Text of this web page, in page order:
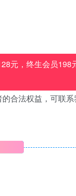
元，终生会员198
合法权益，可联